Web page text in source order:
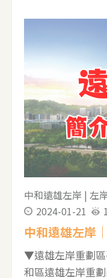
好市多都在附近
市場。車程3分
步行9分鐘達捷運
平面圖 ▼遠雄錦
外移設計，內部
台，門口有一小
客餐廳相連 ▼遠
▼遠雄錦繡園公設
▼遠雄錦繡園實
-------------- 若有
中和遠雄左岸 | 左
2024-01-21
中和遠雄左岸
▼遠雄左岸重劃區
和區遠雄左岸重